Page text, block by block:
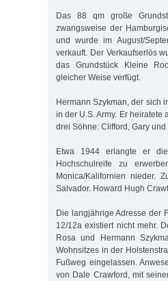
Das 88 qm große
zwangsweise der
und wurde im August/
verkauft. Der Verkaufserlös
das Grundstück Kleine
gleicher Weise verfügt.
Hermann Szykman, der sich
in der U.S. Army. Er heiratete
drei Söhne: Clifford, Gary und
Etwa 1944 erlangte er
Hochschulreife zu
Monica/Kalifornien nieder.
Salvador. Howard Hugh
Die langjährige Adresse der
12/12a existiert nicht mehr.
Rosa und Hermann
Wohnsitzes in der
Fußweg eingelassen.
von Dale Crawford, mit